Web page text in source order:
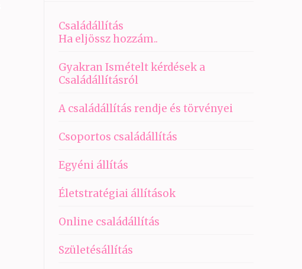
Családállítás
Ha eljössz hozzám..
Gyakran Ismételt kérdések a
Családállításról
A családállítás rendje és törvényei
Csoportos családállítás
Egyéni állítás
Életstratégiai állítások
Online családállítás
Születésállítás